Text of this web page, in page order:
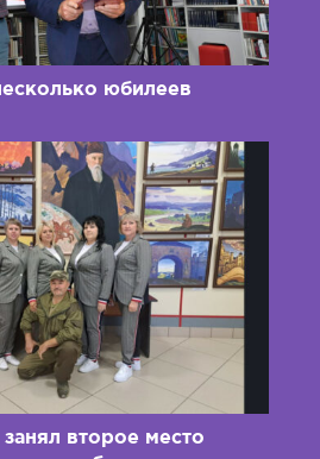
юбилеев
второе место